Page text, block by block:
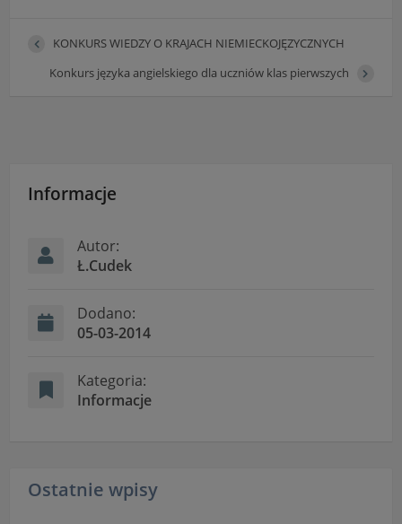
KONKURS WIEDZY O KRAJACH NIEMIECKOJĘZYCZNYCH
Konkurs języka angielskiego dla uczniów klas pierwszych
Informacje
Autor:
Ł.Cudek
Dodano:
05-03-2014
Kategoria:
Informacje
Ostatnie wpisy